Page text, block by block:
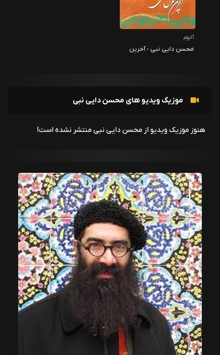
آلبوم
محسن دایی نبی - آخرین
موزیک ویدیو های محسن دایی نبی
هنوز موزیک ویدیو از محسن دایی نبی منتشر نشده است!